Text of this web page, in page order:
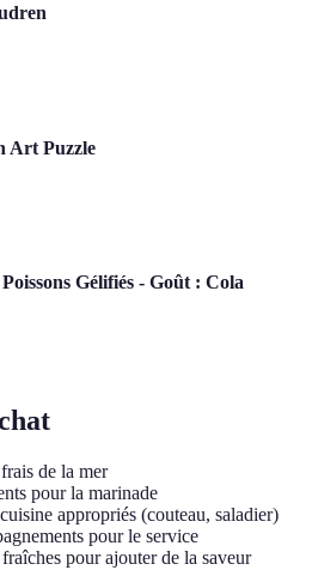
Art Puzzle
Gélifiés - Goût : Cola
de la mer
pour la marinade
appropriés (couteau, saladier)
pour le service
pour ajouter de la saveur